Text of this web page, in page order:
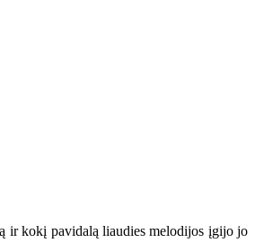
ir kokį pavidalą liaudies melodijos įgijo jo